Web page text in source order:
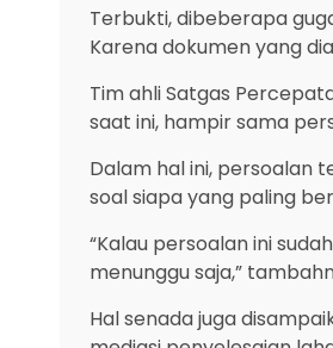
Terbukti, dibeberapa
Karena dokumen yang
Tim ahli Satgas
saat ini, hampir sama
Dalam hal ini, persoalan
soal siapa yang paling
“Kalau persoalan ini
menunggu saja,”
Hal senada juga